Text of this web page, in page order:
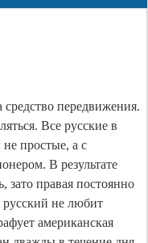
передвижения.
Все русские в
простые, а с
В результате
зато правая постоянно
русский не любит
американская